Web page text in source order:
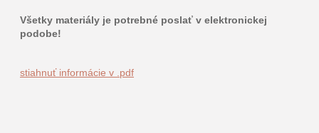
Všetky materiály je potrebné poslať v elektronickej
podobe!
stiahnuť informácie v .pdf